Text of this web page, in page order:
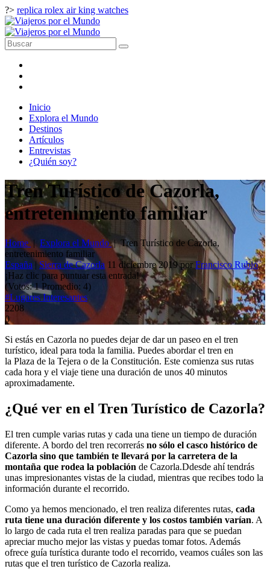
?> replica rolex air king watches
Inicio
Explora el Mundo
Destinos
Artículos
Entrevistas
¿Quién soy?
Tren Turístico de Cazorla,
entretenimiento familiar
Home | Explora el Mundo |Tren Turístico de Cazorla,
entretenimiento familiar
España |Sierra de Cazorla 11 diciembre 2019por Francisco Rubio
¡Haz clic para puntuar esta entrada!
(Votos:1Promedio: 4)
#Lugares Interesantes
2208
0
Si estás en Cazorla no puedes dejar de dar un paseo en el tren
turístico, ideal para toda la familia. Puedes abordar el tren en
la Plaza de la Tejera o de la Constitución. Este comienza sus rutas
cada hora y el viaje tiene una duración de unos 40 minutos
aproximadamente.
¿Qué ver en el Tren Turístico de Cazorla?
El tren cumple varias rutas y cada una tiene un tiempo de duración
diferente. A bordo del tren recorrerás no sólo el casco histórico de
Cazorla sino que también te llevará por la carretera de la
montaña que rodea la población de Cazorla.Ddesde ahí tendrás
unas impresionantes vistas de la ciudad, mientras que recibes todo la
información durante el recorrido.
Como ya hemos mencionado, el tren realiza diferentes rutas, cada
ruta tiene una duración diferente y los costos también varían. A
lo largo de cada ruta el tren realiza paradas para que se puedan
apreciar mucho mejor las vistas y puedas tomar fotos. Además
ofrece guía turística durante todo el recorrido, veamos cuáles son las
rutas que el tren turístico de Cazorla realiza.